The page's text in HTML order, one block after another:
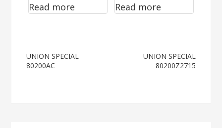
56100SABT2A
Read more
80200AA
Read more
Post
UNION SPECIAL
80200AC
UNION SPECIAL
80200Z2715